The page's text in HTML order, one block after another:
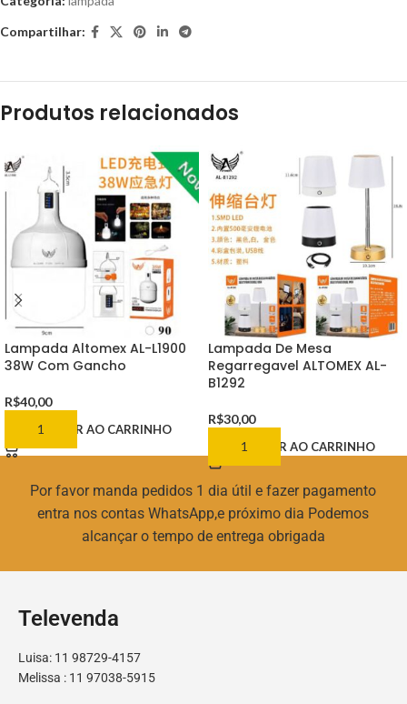
Compartilhar:
Produtos relacionados
Lampada Altomex AL-L1900
38W Com Gancho
R$40,00
ADICIONAR AO CARRINHO
Lampada De Mesa
Regarregavel ALTOMEX AL-
B1292
R$30,00
ADICIONAR AO CARRINHO
Por favor manda pedidos 1 dia útil e fazer pagamento
entra nos contas WhatsApp,e próximo dia Podemos
alcançar o tempo de entrega obrigada
Televenda
Luisa: 11 98729-4157
Melissa : 11 97038-5915